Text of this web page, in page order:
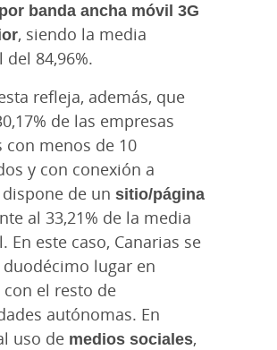
banda ancha móvil 3G
, siendo la media
del 84,96%.
refleja, además, que
de las empresas
con menos de 10
y con conexión a
de un sitio/página
al 33,21% de la media
En este caso, Canarias se
lugar en
el resto de
autónomas. En
uso de medios sociales,